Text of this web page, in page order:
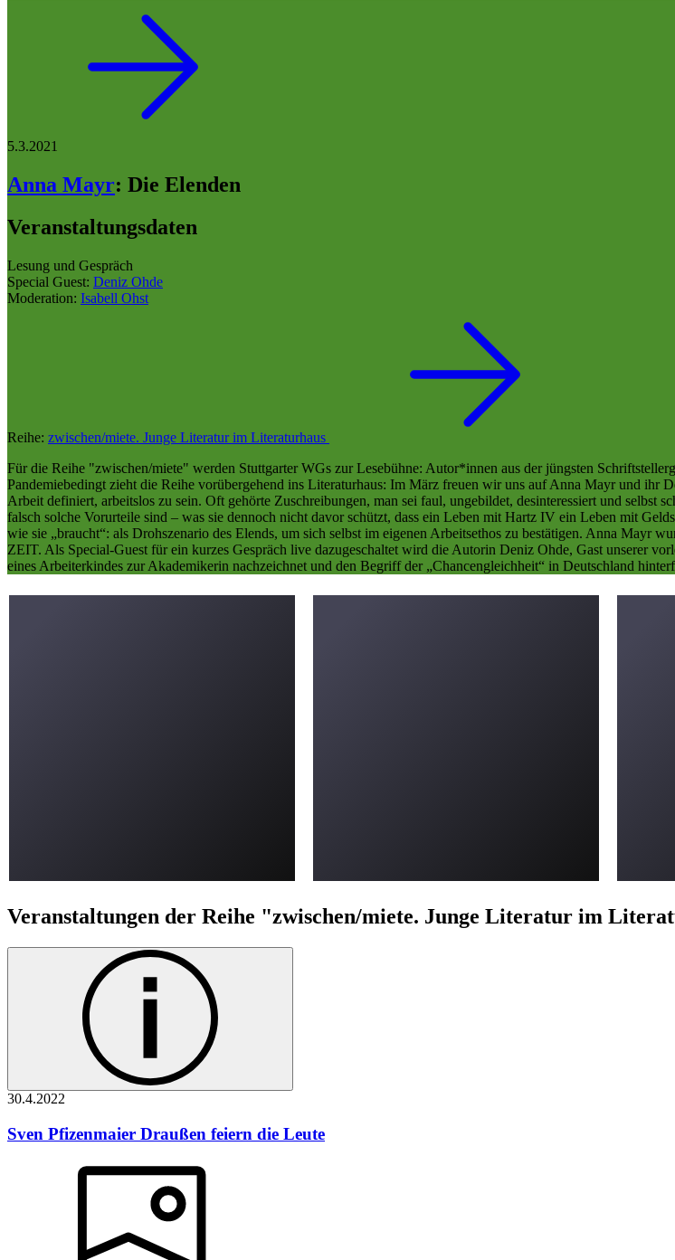
5.3.2021
Anna Mayr: Die Elenden
Veranstaltungsdaten
Lesung und Gespräch
Special Guest: Deniz Ohde
Moderation: Isabell Ohst
Reihe: zwischen/miete. Junge Literatur im Literaturhaus
Für die Reihe "zwischen/miete" werden Stuttgarter WGs zur Lesebühne: Autor*innen aus der jüngsten
Pandemiebedingt zieht die Reihe vorübergehend ins Literaturhaus: Im März freuen wir uns auf Anna Mayr und ihr
Arbeit definiert, arbeitslos zu sein. Oft gehörte Zuschreibungen, man sei faul, ungebildet, desinteressiert und
falsch solche Vorurteile sind – was sie dennoch nicht davor schützt, dass ein Leben mit Hartz IV ein Leben mit
wie sie „braucht“: als Drohszenario des Elends, um sich selbst im eigenen Arbeitsethos zu bestätigen. Anna Mayr
ZEIT. Als Special-Guest für ein kurzes Gespräch live dazugeschaltet wird die Autorin Deniz Ohde, Gast unserer
eines Arbeiterkindes zur Akademikerin nachzeichnet und den Begriff der „Chancengleichheit“ in Deutschland
Veranstaltungen der Reihe "zwischen/miete. Junge Literatur im
30.4.2022
Sven Pfizenmaier Draußen feiern die Leute